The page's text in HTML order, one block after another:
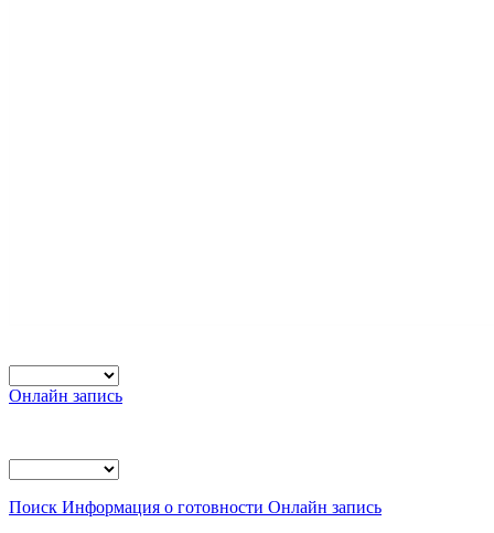
Онлайн запись
Поиск Информация о готовности Онлайн запись